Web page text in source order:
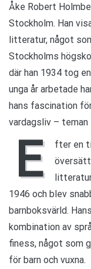
Åke Robert
Stockholm. Han
litteratur, något
Stockholms
där han 1934 tog
unga år arbetade
hans fascination
vardagsliv – teman
E
fter en
1946 och blev
barnboksvärld.
kombination av
finess, något som
för barn och vuxna.